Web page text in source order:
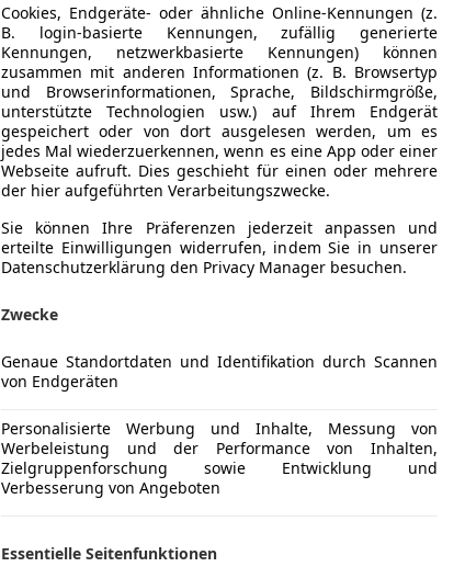
Schadstoffklasse
Euro 6d-
Kraftstoff
CO₂-Emissionen
Komfort
360°
Mehr anzeigen
Farbe laut Hersteller
Cookies, Endgeräte- oder ähnliche Online-Kennungen (z.
B. login-basierte Kennungen, zufällig generierte
Kennungen, netzwerkbasierte Kennungen) können
zusammen mit anderen Informationen (z. B. Browsertyp
und Browserinformationen, Sprache, Bildschirmgröße,
unterstützte Technologien usw.) auf Ihrem Endgerät
gespeichert oder von dort ausgelesen werden, um es
jedes Mal wiederzuerkennen, wenn es eine App oder einer
Webseite aufruft. Dies geschieht für einen oder mehrere
der hier aufgeführten Verarbeitungszwecke.
Sie können Ihre Präferenzen jederzeit anpassen und
erteilte Einwilligungen widerrufen, indem Sie in unserer
Datenschutzerklärung den Privacy Manager besuchen.
Zwecke
Genaue Standortdaten und Identifikation durch Scannen
von Endgeräten
Personalisierte Werbung und Inhalte, Messung von
Werbeleistung und der Performance von Inhalten,
Zielgruppenforschung sowie Entwicklung und
Verbesserung von Angeboten
Essentielle Seitenfunktionen